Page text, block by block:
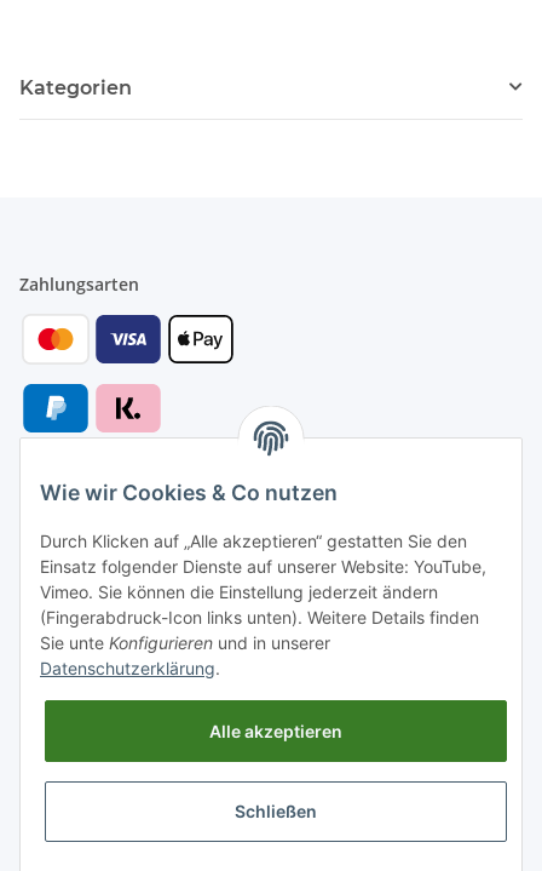
Kategorien
Zahlungsarten
Versandarten
Versand nach
Gesetzliche Informationen
Wie wir Cookies & Co nutzen
Durch Klicken auf „Alle akzeptieren“ gestatten Sie den
Einsatz folgender Dienste auf unserer Website: YouTube,
Vimeo. Sie können die Einstellung jederzeit ändern
(Fingerabdruck-Icon links unten). Weitere Details finden
Sie unte Konfigurieren und in unserer
Datenschutzerklärung.
Alle akzeptieren
Schließen